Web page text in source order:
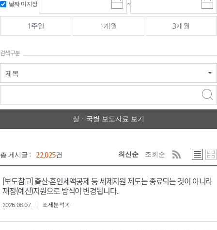
날짜 미지정
시
작
일
선
~
종
료
선
1주일 1개월 3개월
검색구분
제목
실ㆍ국별 보도자료 보기
총 게시글 : 22,025건 최신순 조회순
[보도참고] 출산·혼인세액공제 등 세제지원 제도는 종료되는 것이 아니라
재정(예산)지원으로 방식이 변경됩니다.
2026.08.07. 조세분석과